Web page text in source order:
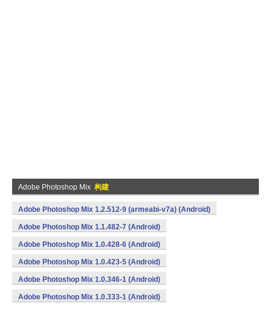
Adobe Photoshop Mix 构建
Adobe Photoshop Mix 1.2.512-9 (armeabi-v7a) (Android)
Adobe Photoshop Mix 1.1.482-7 (Android)
Adobe Photoshop Mix 1.0.428-6 (Android)
Adobe Photoshop Mix 1.0.423-5 (Android)
Adobe Photoshop Mix 1.0.346-1 (Android)
Adobe Photoshop Mix 1.0.333-1 (Android)